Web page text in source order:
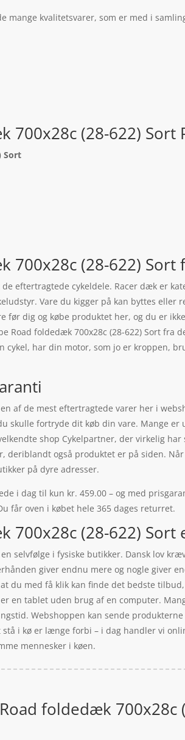
mange kvalitetsvarer, som er med i
700x28c (28-622) Sort
Sort
700x28c (28-622) Sort
eftertragtede cykeldele. Racer dæk er
Vare du kigger på kan byttes eller
dig og købe produktet her, og du er
Road foldedæk 700x28c (28-622) Sort fra
har din motor, som jo er kroppen,
af de mest eftertragtede varer her i
skulle fortryde dit køb din vare. Mange
shop Cykelpartner, der virkelig
også produktet er på siden.
på dyre adresser.
i dag til kun kr. 459.00 – og med
får oven i købet hele 365 dages returret.
700x28c (28-622)
selvfølge i fysiske butikker. Dansk lov
giver endnu mere og nogle giver
du med få klik kan finde det bedste
en tablet uden brug af en computer.
Webshoppen kan sende
i kø er længe forbi – i dag handler vi
mennesker i køen.
foldedæk 700x28c